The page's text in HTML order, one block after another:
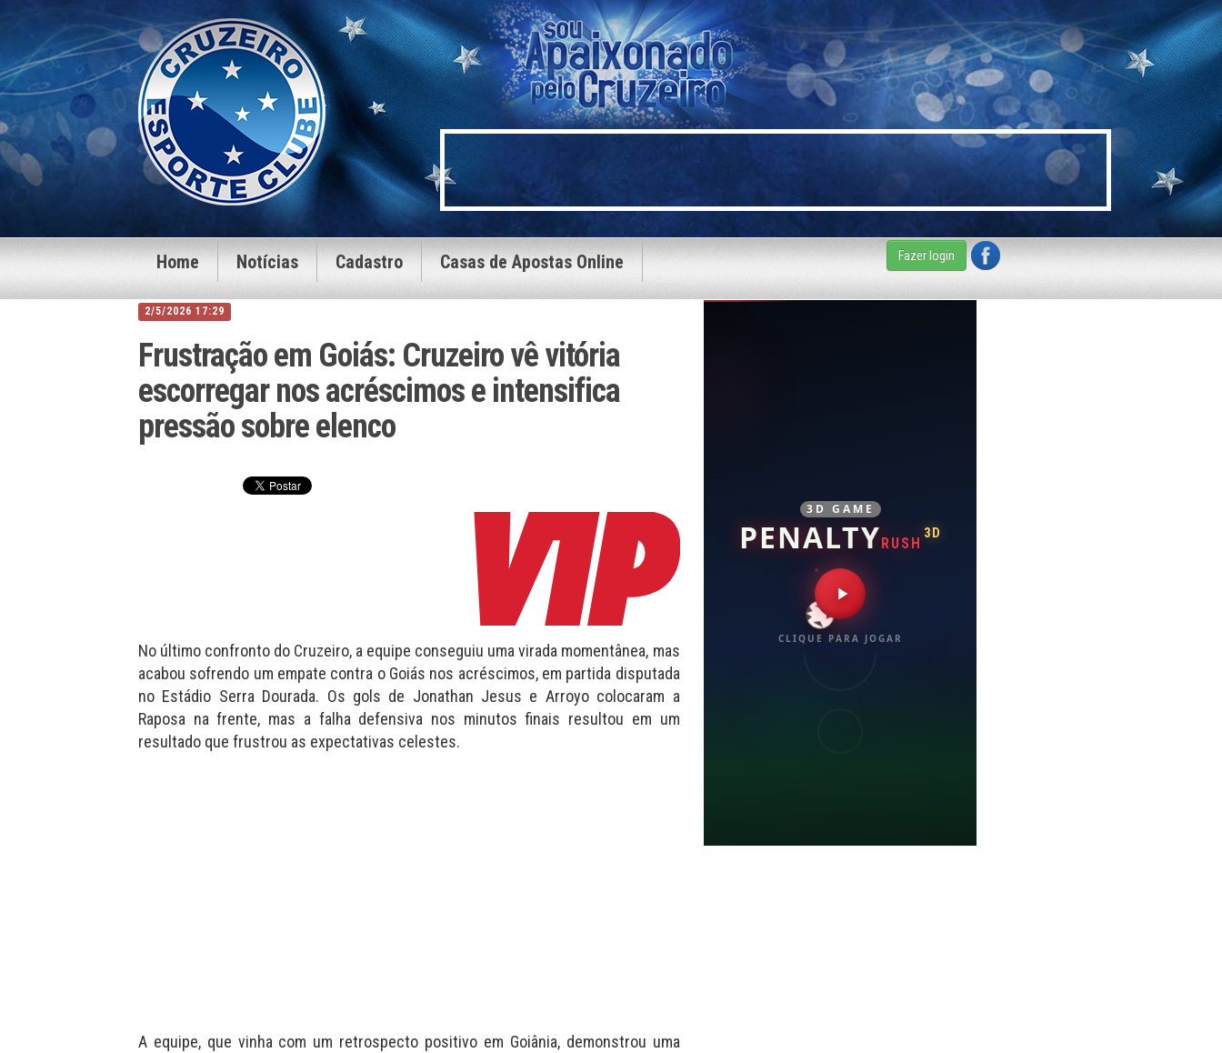
Home Notícias Cadastro Casas de Apostas Online Fazer login
2/5/2026 17:29
Frustração em Goiás: Cruzeiro vê vitória
escorregar nos acréscimos e intensifica
pressão sobre elenco
No último confronto do Cruzeiro, a equipe conseguiu uma virada momentânea, mas
acabou sofrendo um empate contra o Goiás nos acréscimos, em partida disputada
no Estádio Serra Dourada. Os gols de Jonathan Jesus e Arroyo colocaram a
Raposa na frente, mas a falha defensiva nos minutos finais resultou em um
resultado que frustrou as expectativas celestes.
A equipe, que vinha com um retrospecto positivo em Goiânia, demonstrou uma
3D GAME
PENALTYRUSH
3D
CLIQUE PARA JOGAR